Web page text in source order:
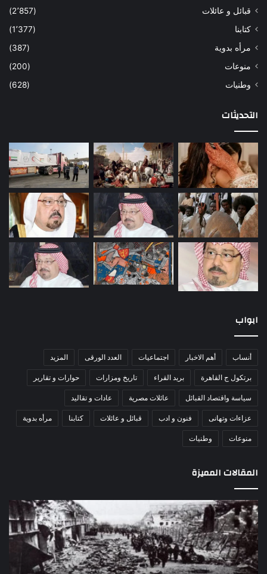
قبائل و عائلات
(2٬857)
كتابنا
(1٬377)
مرأه بدوية
(387)
منوعات
(200)
وطنيات
(628)
التحديثات
ابواب
أنساب أهم الاخبار اجتماعيات العدد الورقى المزيد
برتكول ج القاهرة بريد القراء تاريخ ومزارات حوارات و تقارير
سياسة واقتصاد القبائل عائلات مصرية عادات و تقاليد
عزاءات وتهانى فنون و ادب قبائل و عائلات كتابنا مرأه بدوية
منوعات وطنيات
المقالات المميزة
مذبحة
اللد..
القصة
الكاملة
لإحدى
أكبر